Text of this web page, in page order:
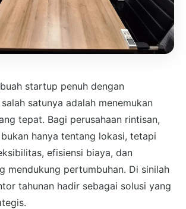
startup penuh dengan
satunya adalah menemukan
tepat. Bagi perusahaan rintisan,
hanya tentang lokasi, tetapi
efisiensi biaya, dan
mendukung pertumbuhan. Di sinilah
tahunan hadir sebagai solusi yang